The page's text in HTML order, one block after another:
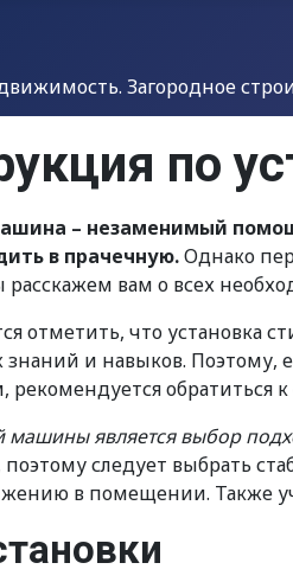
Загородное
по
– незаменимый
в прачечную.Однако
расскажем вам о всех
отметить, что
и навыков. Поэтому,
обратиться
является выбор
поэтому следует
в помещении. Также